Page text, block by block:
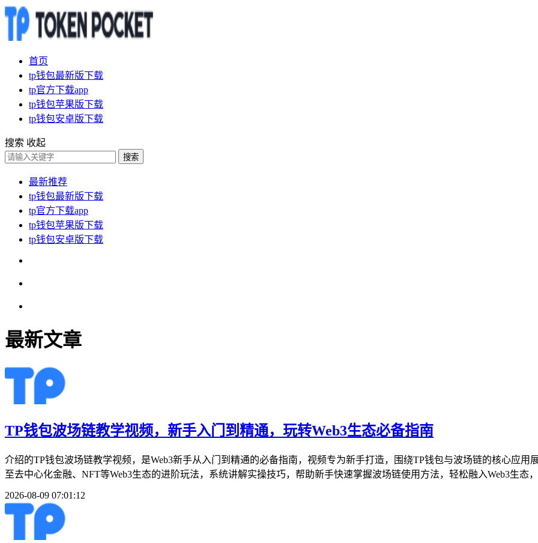
首页
tp钱包最新版下载
tp官方下载app
tp钱包苹果版下载
tp钱包安卓版下载
搜索 收起
搜索
最新推荐
tp钱包最新版下载
tp官方下载app
tp钱包苹果版下载
tp钱包安卓版下载
最新文章
TP钱包波场链教学视频，新手入门到精通，玩转Web3生态必备指南
介绍的TP钱包波场链教学视频，是Web3新手从入门到精通的必备指南，视频专为新手打造，围绕TP钱包与波场链的核心应
至去中心化金融、NFT等Web3生态的进阶玩法，系统讲解实操技巧，帮助新手快速掌握波场链使用方法，轻松融入Web3生态
2026-08-09 07:01:12